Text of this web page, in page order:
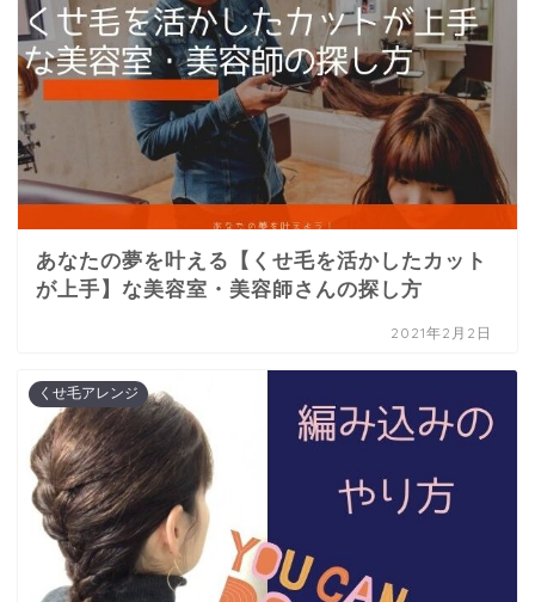
あなたの夢を叶える【くせ毛を活かしたカット
が上手】な美容室・美容師さんの探し方
2021年2月2日
くせ毛アレンジ